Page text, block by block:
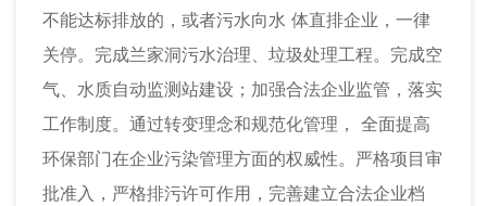
不能达标排放的，或者污水向水 体直排企业，一律
关停。完成兰家洞污水治理、垃圾处理工程。完成空
气、水质自动监测站建设；加强合法企业监管，落实
工作制度。通过转变理念和规范化管理， 全面提高
环保部门在企业污染管理方面的权威性。严格项目审
批准入，严格排污许可作用，完善建立合法企业档